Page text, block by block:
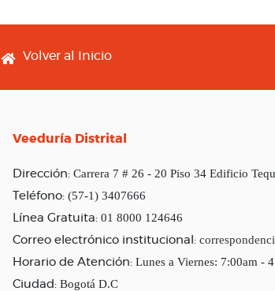
Footer menu
Volver al Inicio
Veeduría Distrital
Dirección: Carrera 7 # 26 - 20 Piso 34 Edificio
Teléfono: (57-1) 3407666
Línea Gratuita: 01 8000 124646
Correo electrónico institucional:
Horario de Atención: Lunes a Viernes: 7:00am -
Ciudad: Bogotá D.C